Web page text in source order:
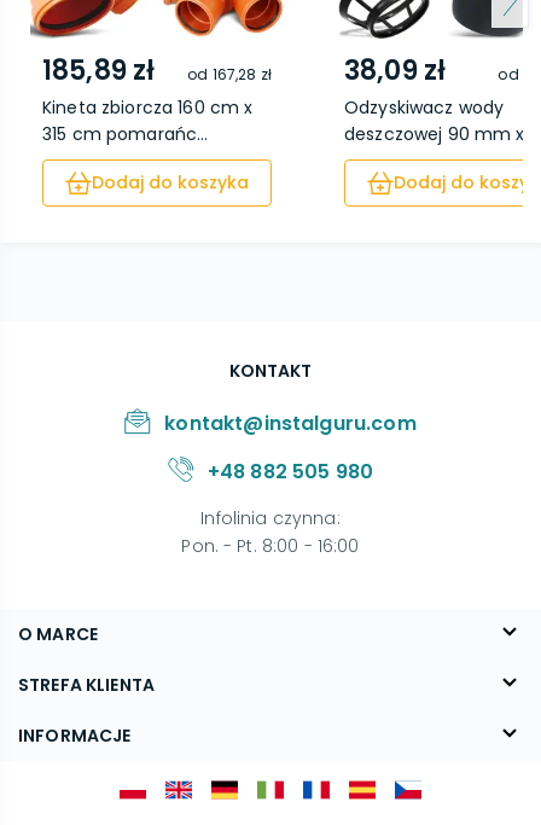
185,89 zł od 167,28 zł
Kineta zbiorcza 160 cm x
315 cm pomarańc...
Dodaj do koszyka
38,09 zł od
Odzyskiwacz wody
deszczowej 90 mm x
Dodaj do
O MARCE
O nas
Blog
STREFA KLIENTA
FAQ
INFORMACJE
KONTAKT
kontakt@instalguru.com
+48 882 505 980
Infolinia czynna:
Pon. - Pt. 8:00 - 16:00